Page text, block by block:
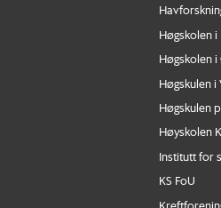
Høgskolen
Høgskolen
Høgskulen i
Høgskulen
Høyskolen
Institutt for
KS FoU